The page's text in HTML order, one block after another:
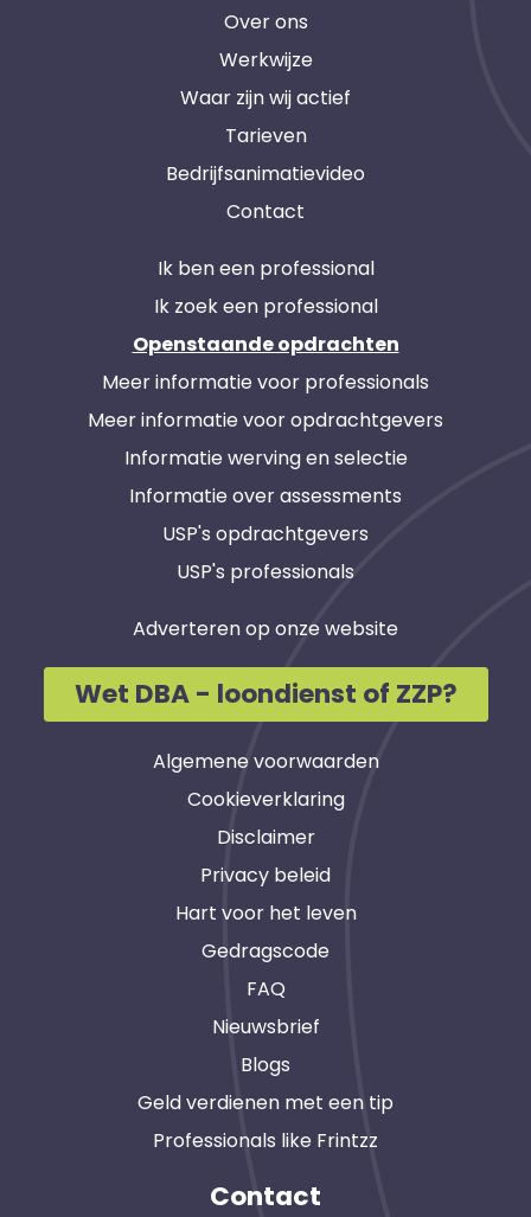
Over ons
Werkwijze
Waar zijn wij actief
Tarieven
Bedrijfsanimatievideo
Contact
Ik ben een professional
Ik zoek een professional
Openstaande opdrachten
Meer informatie voor professionals
Meer informatie voor opdrachtgevers
Informatie werving en selectie
Informatie over assessments
USP's opdrachtgevers
USP's professionals
Adverteren op onze website
Wet DBA - loondienst of ZZP?
Algemene voorwaarden
Cookieverklaring
Disclaimer
Privacy beleid
Hart voor het leven
Gedragscode
FAQ
Nieuwsbrief
Blogs
Geld verdienen met een tip
Professionals like Frintzz
Contact